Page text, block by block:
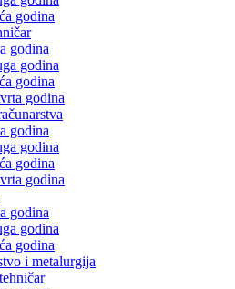
godina
godina
godina
godina
godina
godina
godina
godina
godina
godina
godina
godina
i metalurgija